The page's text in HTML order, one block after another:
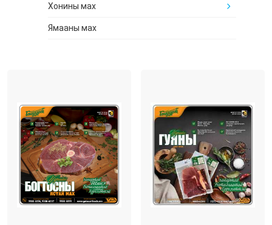
Хонины мах
Ямааны мах
Бүхэл үрийн гурил
Зөгийн бал
Маалингын тос
Бусад бүтээгдэхүүн